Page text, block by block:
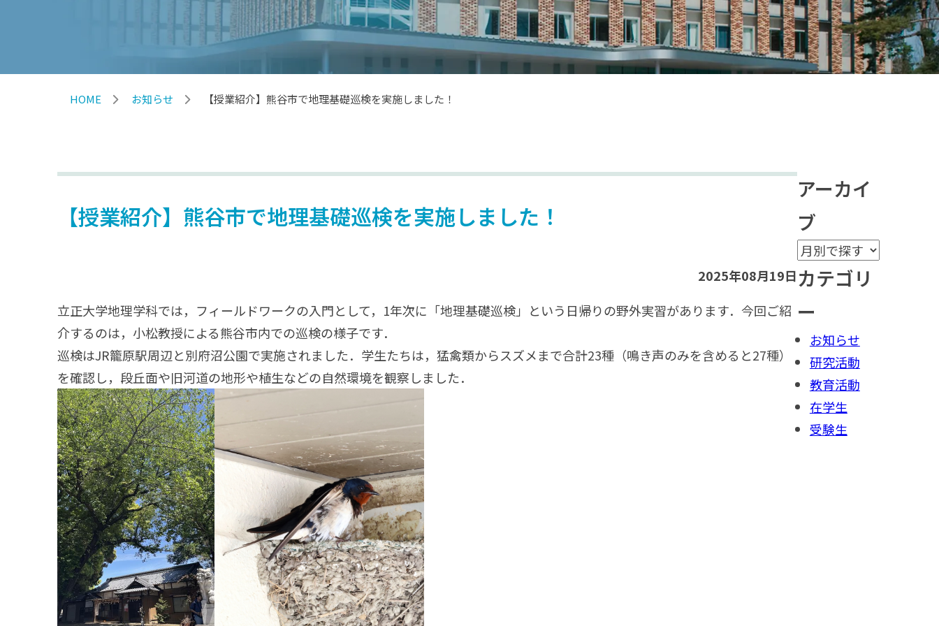
HOME お知らせ 【授業紹介】熊谷市で地理基礎巡検を実施しました！
【授業紹介】熊谷市で地理基礎巡検を実施しました！
2025年08月19日
立正大学地理学科では，フィールドワークの入門として，1年次に「地理基礎巡検」という日帰りの野外実習があります．今回ご紹
介するのは，小松教授による熊谷市内での巡検の様子です．
巡検はJR籠原駅周辺と別府沼公園で実施されました．学生たちは，猛禽類からスズメまで合計23種（鳴き声のみを含めると27種）
を確認し，段丘面や旧河道の地形や植生などの自然環境を観察しました．
アーカイ
ブ
カテゴリ
ー
お知らせ
研究活動
教育活動
在学生
受験生